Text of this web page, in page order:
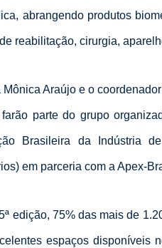
abrangendo produtos
reabilitação, cirurgia,
Mônica Araújo e o
parte do grupo
Brasileira da Indústria
) em parceria com a Apex-
edição, 75% das mais de
espaços disponíveis